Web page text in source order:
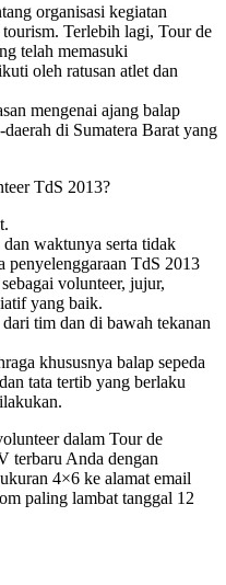
organisasi kegiatan
Terlebih lagi, Tour de
telah memasuki
oleh ratusan atlet dan
mengenai ajang balap
di Sumatera Barat yang
TdS 2013?
waktunya serta tidak
penyelenggaraan TdS 2013
volunteer, jujur,
yang baik.
tim dan di bawah tekanan
khususnya balap sepeda
tata tertib yang berlaku
dalam Tour de
terbaru Anda dengan
4×6 ke alamat email
paling lambat tanggal 12